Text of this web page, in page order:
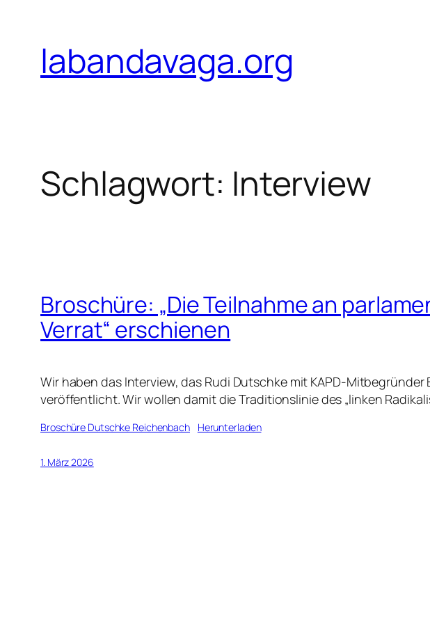
springenlabandavaga.org
Schlagwort: Interview
Broschüre: „Die Teilnahme an
Verrat“ erschienen
Wir haben das Interview, das Rudi Dutschke mit KAPD-
veröffentlicht. Wir wollen damit die Traditionslinie des „linken
Broschüre Dutschke Reichenbach Herunterladen
1. März 2026